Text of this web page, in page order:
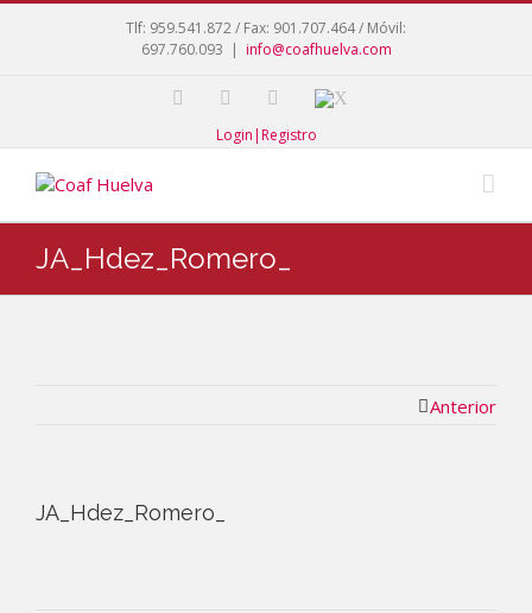
Tlf: 959.541.872 / Fax: 901.707.464 / Móvil:
697.760.093 | info@coafhuelva.com
Login|Registro
JA_Hdez_Romero_
Anterior
JA_Hdez_Romero_